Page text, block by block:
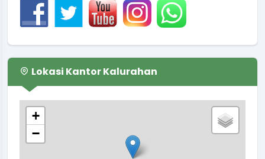
Lokasi Kantor Kalurahan
+
−